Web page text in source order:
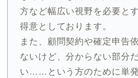
方など幅広い視野を必要と
得意としております。
また、顧問契約や確定申告
ないけど、分からない部分
い……という方のために単